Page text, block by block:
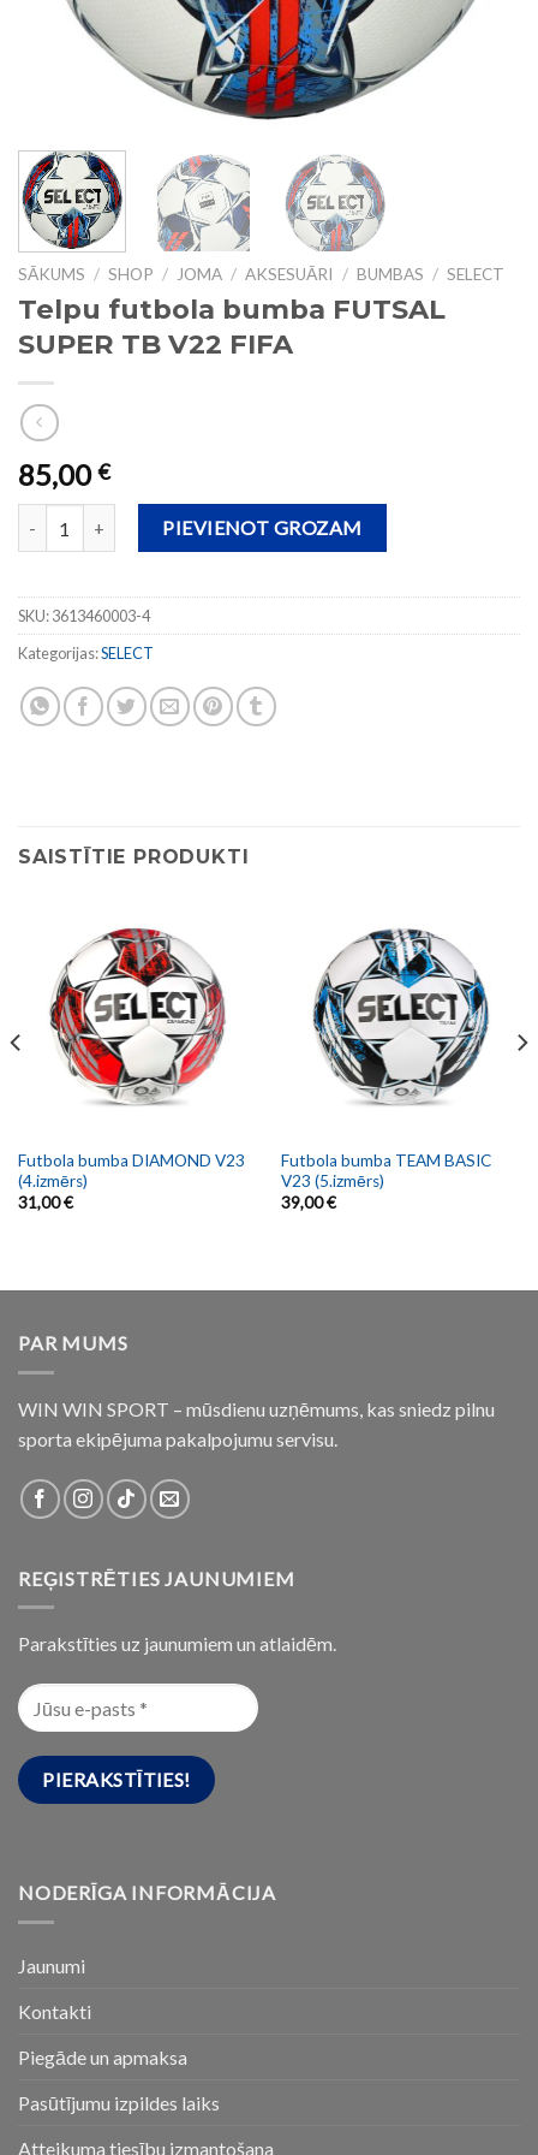
SĀKUMS / SHOP / JOMA / AKSESUĀRI / BUMBAS / SELECT
Telpu futbola bumba FUTSAL
SUPER TB V22 FIFA
85,00€
Telpu futbola bumba FUTSAL SUPER TB V22 FIFA daudzums
PIEVIENOT GROZAM
SKU:3613460003-4
Kategorijas:SELECT
SAISTĪTIE PRODUKTI
Futbola bumba DIAMOND V23
(4.izmērs)
31,00€
Futbola bumba TEAM BASIC
V23 (5.izmērs)
39,00€
PAR MUMS
WIN WIN SPORT – mūsdienu uzņēmums, kas sniedz pilnu
sporta ekipējuma pakalpojumu servisu.
REĢISTRĒTIES JAUNUMIEM
Parakstīties uz jaunumiem un atlaidēm.
NODERĪGA INFORMĀCIJA
Jaunumi
Kontakti
Piegāde un apmaksa
Pasūtījumu izpildes laiks
Atteikuma tiesību izmantošana